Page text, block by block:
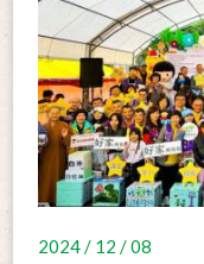
2024 / 12 / 08